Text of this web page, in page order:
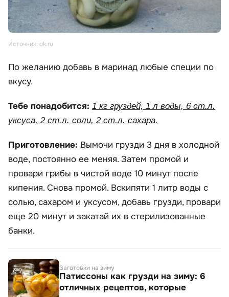
Источник: ok.ru
По желанию добавь в маринад любые специи по
вкусу.
Тебе понадобится: 1 кг груздей, 1 л воды, 6 ст.л.
уксуса, 2 ст.л. соли, 2 ст.л. сахара.
Приготовление: Вымочи грузди 3 дня в холодной
воде, постоянно ее меняя. Затем промой и
провари грибы в чистой воде 10 минут после
кипения. Снова промой. Вскипяти 1 литр воды с
солью, сахаром и уксусом, добавь грузди, провари
еще 20 минут и закатай их в стерилизованные
банки.
Заготовки на зиму
Патиссоны как грузди на зиму: 6
отличных рецептов, которые